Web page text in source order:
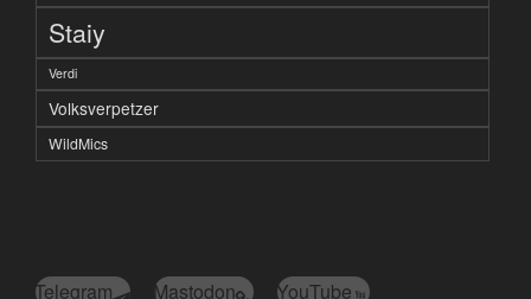
Staiy
Verdi
Volksverpetzer
WildMics
Telegram Mastodon YouTube